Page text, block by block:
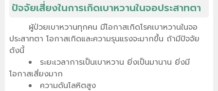
ปัจจัยเสี่ยงในการเกิดเบาหวานในจอประสาทตา
ผู้ป่วยเบาหวานทุกคน มีโอกาสเกิดโรคเบาหวานในจอ
ประสาทตา โอกาสเกิดและความรุนแรงจะมากขึ้น ถ้ามีปัจจัย
ดังนี้
ระยะเวลาการเป็นเบาหวาน ยิ่งเป็นมานาน ยิ่งมี
โอกาสเสี่ยงมาก
ความดันโลหิตสูง